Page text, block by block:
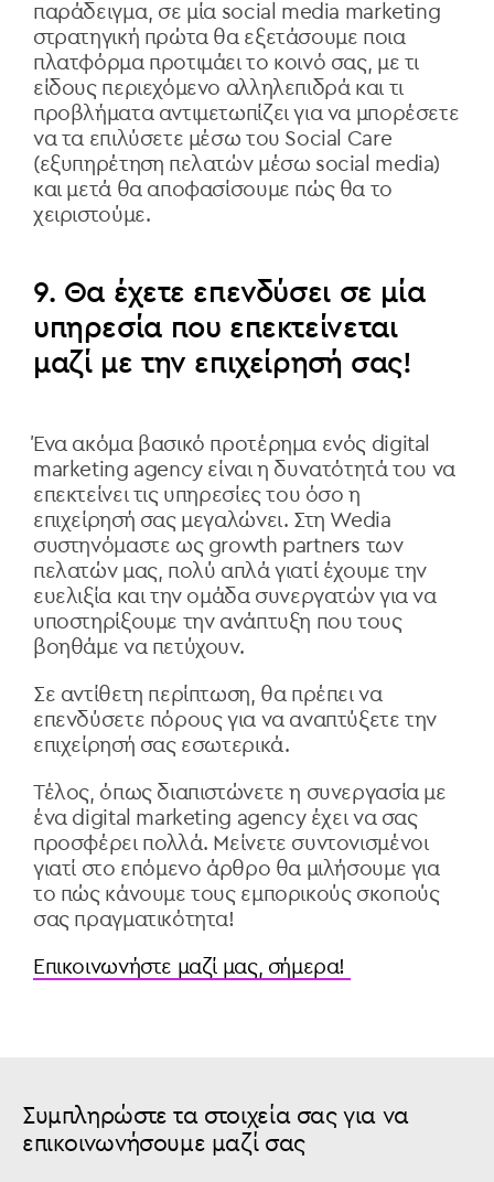
παράδειγμα, σε μία social media marketing
στρατηγική πρώτα θα εξετάσουμε ποια
πλατφόρμα προτιμάει το κοινό σας, με τι
είδους περιεχόμενο αλληλεπιδρά και τι
προβλήματα αντιμετωπίζει για να μπορέσετε
να τα επιλύσετε μέσω του Social Care
(εξυπηρέτηση πελατών μέσω social media)
και μετά θα αποφασίσουμε πώς θα το
χειριστούμε.
9. Θα έχετε επενδύσει σε μία
υπηρεσία που επεκτείνεται
μαζί με την επιχείρησή σας!
Ένα ακόμα βασικό προτέρημα ενός digital
marketing agency είναι η δυνατότητά του να
επεκτείνει τις υπηρεσίες του όσο η
επιχείρησή σας μεγαλώνει. Στη Wedia
συστηνόμαστε ως growth partners των
πελατών μας, πολύ απλά γιατί έχουμε την
ευελιξία και την ομάδα συνεργατών για να
υποστηρίξουμε την ανάπτυξη που τους
βοηθάμε να πετύχουν.
Σε αντίθετη περίπτωση, θα πρέπει να
επενδύσετε πόρους για να αναπτύξετε την
επιχείρησή σας εσωτερικά.
Τέλος, όπως διαπιστώνετε η συνεργασία με
ένα digital marketing agency έχει να σας
προσφέρει πολλά. Μείνετε συντονισμένοι
γιατί στο επόμενο άρθρο θα μιλήσουμε για
το πώς κάνουμε τους εμπορικούς σκοπούς
σας πραγματικότητα!
Επικοινωνήστε μαζί μας, σήμερα!
Συμπληρώστε τα στοιχεία σας για να
επικοινωνήσουμε μαζί σας